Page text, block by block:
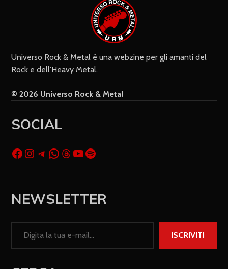
sito web) per il prossimo commento.
Universo Rock & Metal è una webzine per gli amanti del
Rock e dell’Heavy Metal.
© 2026 Universo Rock & Metal
SOCIAL
NEWSLETTER
ISCRIVITI